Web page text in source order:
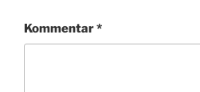
Kommentar*